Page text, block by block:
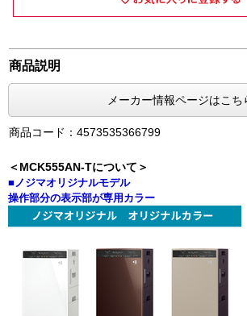
商品説明
メーカー情報ページはこち
商品コード：4573535366799
＜MCK555AN-Tについて＞
■ノジマオリジナルモデル
操作部分の表示部が専用カラー